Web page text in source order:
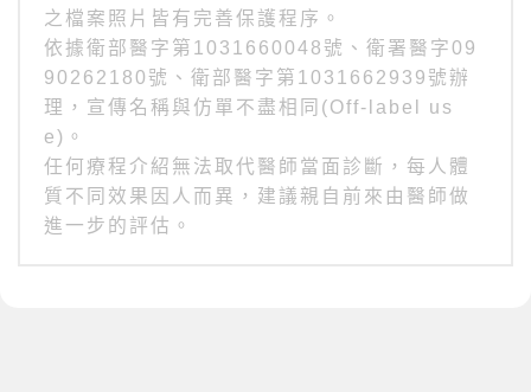
之檔案照片皆有完善保護程序。
依據衛部醫字第1031660048號、衛署醫字09
90262180號、衛部醫字第1031662939號辦
理，宣傳名稱與仿單不盡相同(Off-label us
e)。
任何療程介紹無法取代醫師當面診斷，每人體
質不同效果因人而異，建議親自前來由醫師做
進一步的評估。